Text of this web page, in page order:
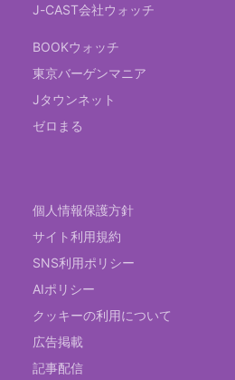
J-CAST会社ウォッチ
BOOKウォッチ
東京バーゲンマニア
Jタウンネット
ゼロまる
個人情報保護方針
サイト利用規約
SNS利用ポリシー
AIポリシー
クッキーの利用について
広告掲載
記事配信